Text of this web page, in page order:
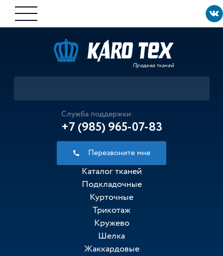
Продажа тканей
Служба поддержки:
+7 (985) 965-07-83
Перезвоните мне
Каталог тканей
Подкладочные
Курточные
Трикотаж
Кружево
Шелка
Жаккардовые